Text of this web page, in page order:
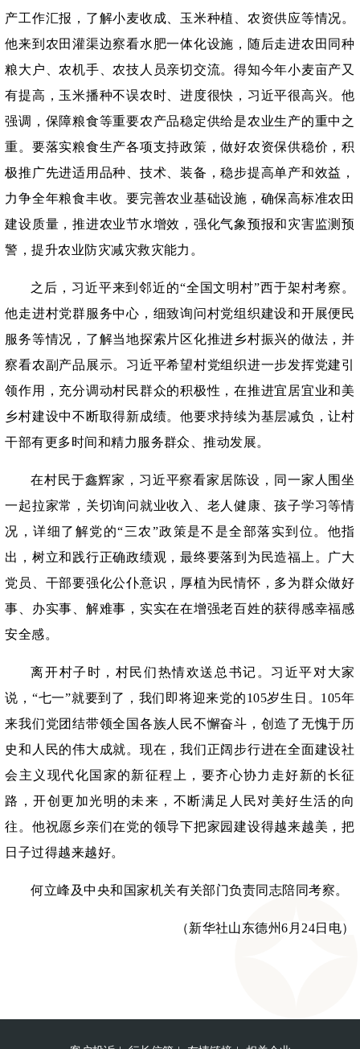
产工作汇报，了解小麦收成、玉米种植、农资供应等情况。
他来到农田灌渠边察看水肥一体化设施，随后走进农田同种
粮大户、农机手、农技人员亲切交流。得知今年小麦亩产又
有提高，玉米播种不误农时、进度很快，习近平很高兴。他
强调，保障粮食等重要农产品稳定供给是农业生产的重中之
重。要落实粮食生产各项支持政策，做好农资保供稳价，积
极推广先进适用品种、技术、装备，稳步提高单产和效益，
力争全年粮食丰收。要完善农业基础设施，确保高标准农田
建设质量，推进农业节水增效，强化气象预报和灾害监测预
警，提升农业防灾减灾救灾能力。
之后，习近平来到邻近的“全国文明村”西于架村考察。
他走进村党群服务中心，细致询问村党组织建设和开展便民
服务等情况，了解当地探索片区化推进乡村振兴的做法，并
察看农副产品展示。习近平希望村党组织进一步发挥党建引
领作用，充分调动村民群众的积极性，在推进宜居宜业和美
乡村建设中不断取得新成绩。他要求持续为基层减负，让村
干部有更多时间和精力服务群众、推动发展。
在村民于鑫辉家，习近平察看家居陈设，同一家人围坐
一起拉家常，关切询问就业收入、老人健康、孩子学习等情
况，详细了解党的“三农”政策是不是全部落实到位。他指
出，树立和践行正确政绩观，最终要落到为民造福上。广大
党员、干部要强化公仆意识，厚植为民情怀，多为群众做好
事、办实事、解难事，实实在在增强老百姓的获得感幸福感
安全感。
离开村子时，村民们热情欢送总书记。习近平对大家
说， “七一”就要到了，我们即将迎来党的105岁生日。105年
来我们党团结带领全国各族人民不懈奋斗，创造了无愧于历
史和人民的伟大成就。现在，我们正阔步行进在全面建设社
会主义现代化国家的新征程上，要齐心协力走好新的长征
路，开创更加光明的未来，不断满足人民对美好生活的向
往。他祝愿乡亲们在党的领导下把家园建设得越来越美，把
日子过得越来越好。
何立峰及中央和国家机关有关部门负责同志陪同考察。
（新华社山东德州6月24日电）